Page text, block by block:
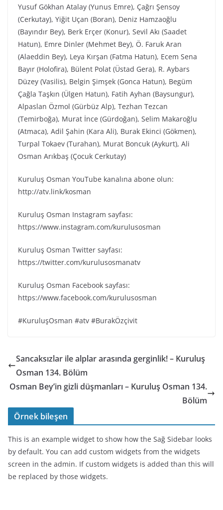
Yusuf Gökhan Atalay (Yunus Emre), Çağrı Şensoy
(Cerkutay), Yiğit Uçan (Boran), Deniz Hamzaoğlu
(Bayındır Bey), Berk Erçer (Konur), Sevil Akı (Saadet
Hatun), Emre Dinler (Mehmet Bey), Ö. Faruk Aran
(Alaeddin Bey), Leya Kırşan (Fatma Hatun), Ecem Sena
Bayır (Holofira), Bülent Polat (Üstad Gera), R. Aybars
Düzey (Vasilis), Belgin Şimşek (Gonca Hatun), Begüm
Çağla Taşkın (Ülgen Hatun), Fatih Ayhan (Baysungur),
Alpaslan Özmol (Gürbüz Alp), Tezhan Tezcan
(Temirboğa), Murat İnce (Gürdoğan), Selim Makaroğlu
(Atmaca), Adil Şahin (Kara Ali), Burak Ekinci (Gökmen),
Turpal Tokaev (Turahan), Murat Boncuk (Aykurt), Ali
Osman Arıkbaş (Çocuk Cerkutay)
Kuruluş Osman YouTube kanalına abone olun:
http://atv.link/kosman
Kuruluş Osman Instagram sayfası:
https://www.instagram.com/kurulusosman
Kuruluş Osman Twitter sayfası:
https://twitter.com/kurulusosmanatv
Kuruluş Osman Facebook sayfası:
https://www.facebook.com/kurulusosman
#KuruluşOsman #atv #BurakÖzçivit
Sancaksızlar ile alplar arasında gerginlik! – Kuruluş
Osman 134. Bölüm
Osman Bey’in gizli düşmanları – Kuruluş Osman 134.
Bölüm
Örnek bileşen
This is an example widget to show how the Sağ Sidebar looks
by default. You can add custom widgets from the widgets
screen in the admin. If custom widgets is added than this will
be replaced by those widgets.